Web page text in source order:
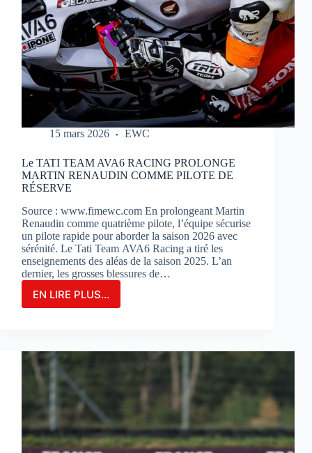
15 mars 2026 EWC
Le TATI TEAM AVA6 RACING PROLONGE
MARTIN RENAUDIN COMME PILOTE DE
RÉSERVE
Source : www.fimewc.com En prolongeant Martin
Renaudin comme quatrième pilote, l’équipe sécurise
un pilote rapide pour aborder la saison 2026 avec
sérénité. Le Tati Team AVA6 Racing a tiré les
enseignements des aléas de la saison 2025. L’an
dernier, les grosses blessures de…
EN LIRE PLUS...
Le
RACING
PROLONGE
MARTIN
RENAUDIN
COMME
PILOTE
DE
RÉSERVE